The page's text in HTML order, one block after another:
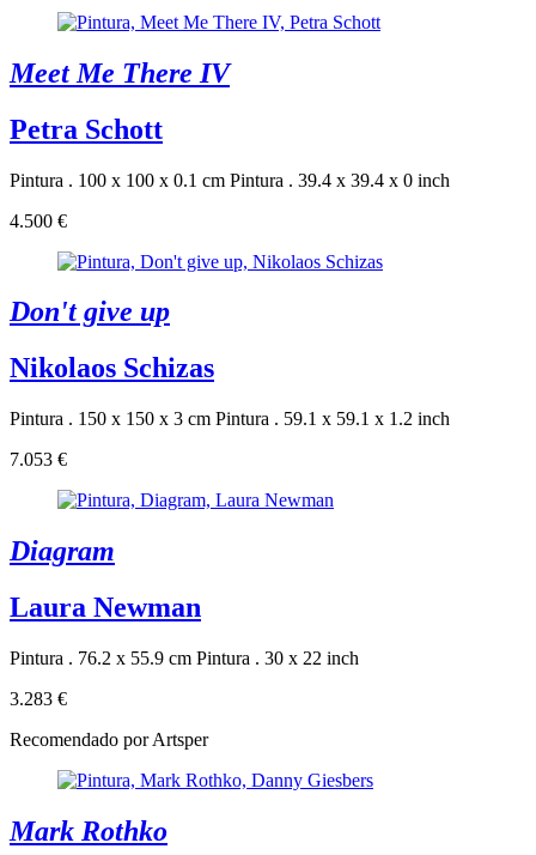
Meet Me There IV
Petra Schott
Pintura . 100 x 100 x 0.1 cm Pintura . 39.4 x 39.4 x 0 inch
4.500 €
Don't give up
Nikolaos Schizas
Pintura . 150 x 150 x 3 cm Pintura . 59.1 x 59.1 x 1.2 inch
7.053 €
Diagram
Laura Newman
Pintura . 76.2 x 55.9 cm Pintura . 30 x 22 inch
3.283 €
Recomendado por Artsper
Mark Rothko